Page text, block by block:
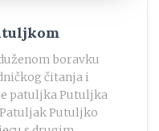
boravku
čitanja i
patuljka Putuljka
Patuljak Putuljko